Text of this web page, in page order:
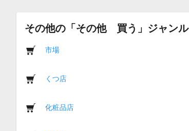
その他の「その他 買う」ジャンル
市場
くつ店
化粧品店